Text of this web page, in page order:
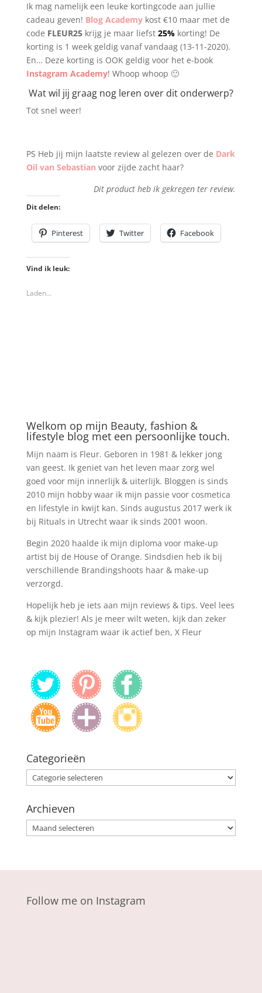
Ik mag namelijk een leuke kortingcode aan jullie
cadeau geven! Blog Academykost €10 maar met de
code FLEUR25krijg je maar liefst 25%korting! De
korting is 1 week geldig vanaf vandaag (13-11-2020).
En… Deze korting is OOK geldig voor het e-book
Instagram Academy! Whoop whoop 🙂
Wat wil jij graag nog leren over dit onderwerp?
Tot snel weer!
PS Heb jij mijn laatste review al gelezen over de Dark
Oil van Sebastian voor zijde zacht haar?
Dit product heb ik gekregen ter review.
Dit delen:
Pinterest Twitter Facebook
Vind ik leuk:
Laden...
Welkom op mijn Beauty, fashion &
lifestyle blog met een persoonlijke touch.
Mijn naam is Fleur. Geboren in 1981 & lekker jong
van geest. Ik geniet van het leven maar zorg wel
goed voor mijn innerlijk & uiterlijk. Bloggen is sinds
2010 mijn hobby waar ik mijn passie voor cosmetica
en lifestyle in kwijt kan. Sinds augustus 2017 werk ik
bij Rituals in Utrecht waar ik sinds 2001 woon.
Begin 2020 haalde ik mijn diploma voor make-up
artist bij de House of Orange. Sindsdien heb ik bij
verschillende Brandingshoots haar & make-up
verzorgd.
Hopelijk heb je iets aan mijn reviews & tips. Veel lees
& kijk plezier! Als je meer wilt weten, kijk dan zeker
op mijn Instagram waar ik actief ben, X Fleur
Categorieën
Categorieën
Archieven
Archieven
Follow me on Instagram